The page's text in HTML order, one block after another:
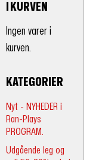
I KURVEN
Ingen varer i
kurven.
KATEGORIER
Nyt - NYHEDER i
Ran-Plays
PROGRAM.
Udgående leg og